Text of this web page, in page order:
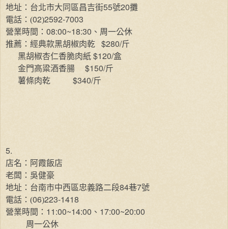
地址：台北市大同區昌吉街55號20攤
電話：(02)2592-7003
營業時間： 08:00~18:30 、周一公休
推薦：經典款黑胡椒肉乾
$280/斤
黑胡椒杏仁香脆肉紙 $120/盒
金門高粱酒香腸
$150/斤
薯條肉乾
$340/斤
5.
店名：阿霞飯店
老闆：吳健豪
地址：台南市中西區忠義路二段84巷7號
電話：(06)223-1418
營業時間： 11:00~14:00 、 17:00~20:00
周一公休